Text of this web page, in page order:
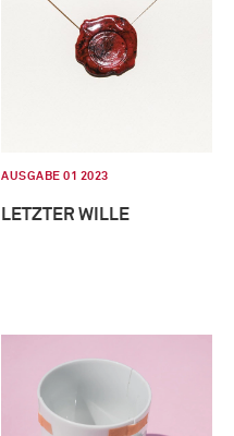
AUSGABE 01 2023
LETZTER WILLE